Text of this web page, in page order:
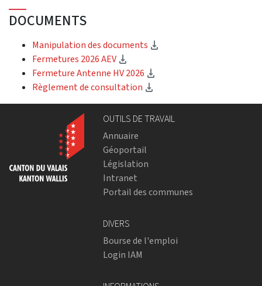
DOCUMENTS
Manipulation des documents
Fermetures 2026 AEV
Fermeture Antenne HV 2026
Règlement de consultation
OUTILS DE TRAVAIL
Annuaire
Géoportail
Législation
Intranet
Portail des communes
DIVERS
Bourse de l'emploi
Login IAM